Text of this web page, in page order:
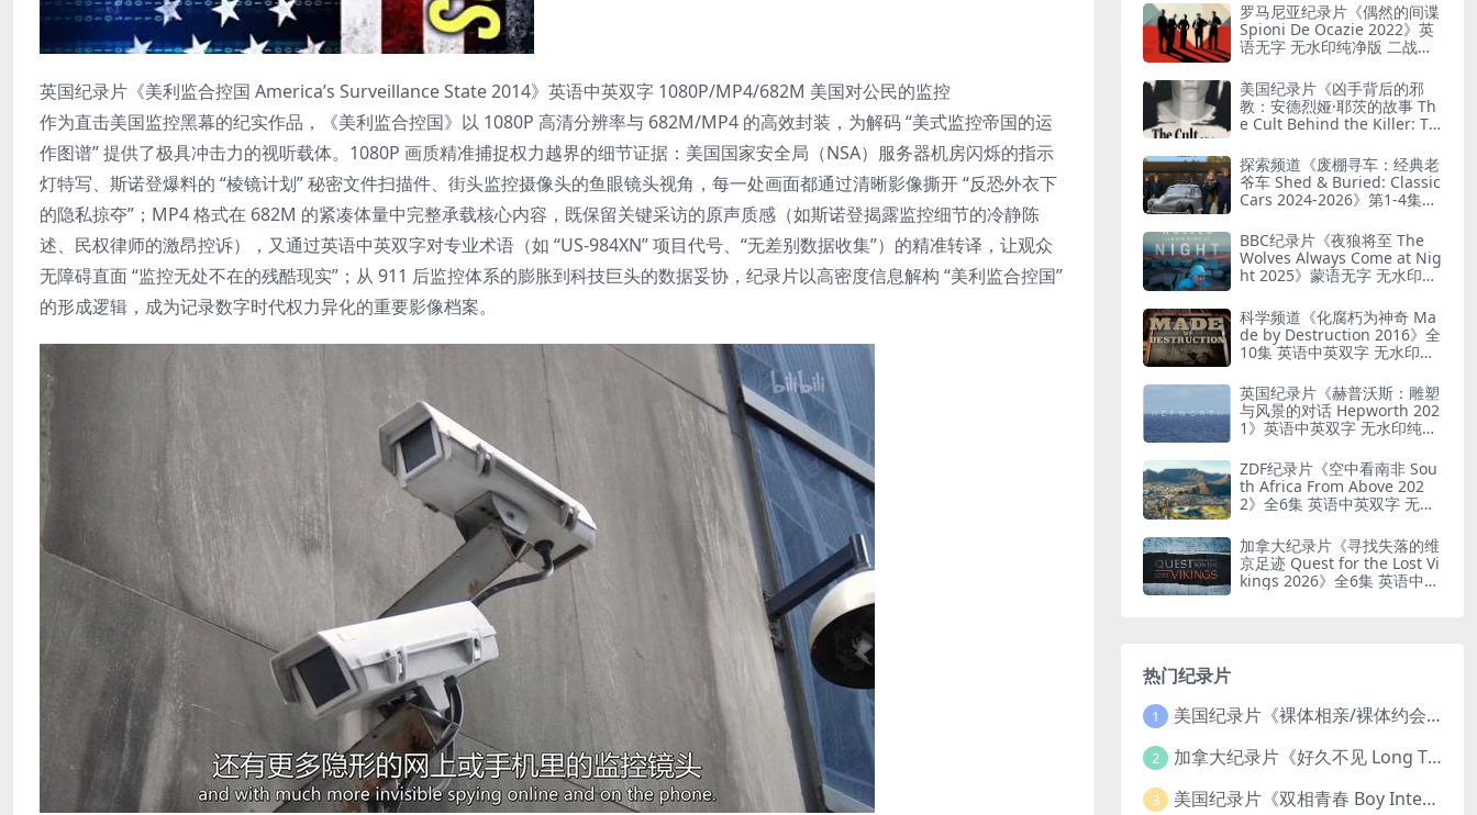
英国纪录片《美利监合控国 America’s Surveillance State 2014》英语中英双字 1080P/MP4/682M 美国对公民的监控
作为直击美国监控黑幕的纪实作品，《美利监合控国》以 1080P 高清分辨率与 682M/MP4 的高效封装，为解码 “美式监控帝国的运
作图谱” 提供了极具冲击力的视听载体。1080P 画质精准捕捉权力越界的细节证据：美国国家安全局（NSA）服务器机房闪烁的指示
灯特写、斯诺登爆料的 “棱镜计划” 秘密文件扫描件、街头监控摄像头的鱼眼镜头视角，每一处画面都通过清晰影像撕开 “反恐外衣下
的隐私掠夺”；MP4 格式在 682M 的紧凑体量中完整承载核心内容，既保留关键采访的原声质感（如斯诺登揭露监控细节的冷静陈
述、民权律师的激昂控诉），又通过英语中英双字对专业术语（如 “US-984XN” 项目代号、“无差别数据收集”）的精准转译，让观众
无障碍直面 “监控无处不在的残酷现实”；从 911 后监控体系的膨胀到科技巨头的数据妥协，纪录片以高密度信息解构 “美利监合控国”
的形成逻辑，成为记录数字时代权力异化的重要影像档案。
罗马尼亚纪录片《偶然的间谍
Spioni De Ocazie 2022》英
语无字 无水印纯净版 二战谍
美国纪录片《凶手背后的邪
教：安德烈娅·耶茨的故事 Th
e Cult Behind the Killer: Th
6》全3集 英语中英双字 无水
印纯净版 精神控制
探索频道《废棚寻车：经典老
爷车 Shed & Buried: Classic
Cars 2024-2026》第1-4集全
净版 翻新老爷车
BBC纪录片《夜狼将至 The
Wolves Always Come at Nig
ht 2025》蒙语无字 无水印纯
科学频道《化腐朽为神奇 Ma
de by Destruction 2016》全
10集 英语中英双字 无水印纯
英国纪录片《赫普沃斯：雕塑
与风景的对话 Hepworth 202
1》英语中英双字 无水印纯净
ZDF纪录片《空中看南非 Sou
th Africa From Above 202
2》全6集 英语中英双字 无水
加拿大纪录片《寻找失落的维
京足迹 Quest for the Lost Vi
kings 2026》全6集 英语中英
热门纪录片
1 美国纪录片《裸体相亲/裸体约会 Dating Naked 2014-2016》第1-3季全33集 英语中英双字 无水印纯净版 1080P/MKV/85.6G 裸体相亲真人秀
2 加拿大纪录片《好久不见 Long Time Comin 1993》英语中英双字 官方纯净版 1080P/MKV/1G 女同性艺术家
3 美国纪录片《双相青春 Boy Interrupted 2009》英语中英双字 官方纯净版 1080P/MKV/1.43G 青少年躁郁症